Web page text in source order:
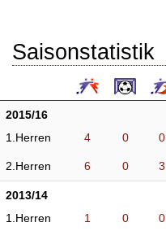
Saisonstatistik
2015/16
1.Herren
4 0 0
2.Herren 6 0 3
2013/14
1.Herren
1 0 0